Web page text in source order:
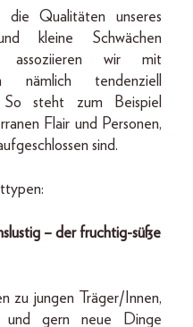
Qualitäten unseres
kleine Schwächen
assoziieren wir mit
nämlich tendenziell
So steht zum Beispiel
Flair und Personen,
sind.
– der fruchtig-süße
zu jungen Träger/Innen,
gern neue Dinge